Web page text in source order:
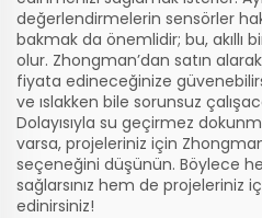
değerlendirmelerin sensörler
bakmak da önemlidir; bu, akıllı
olur. Zhongman’dan satın
fiyata edineceğinize
ve ıslakken bile sorunsuz
Dolayısıyla su geçirmez
varsa, projeleriniz için
seçeneğini düşünün. Böylece
sağlarsınız hem de projeleriniz
edinirsiniz!